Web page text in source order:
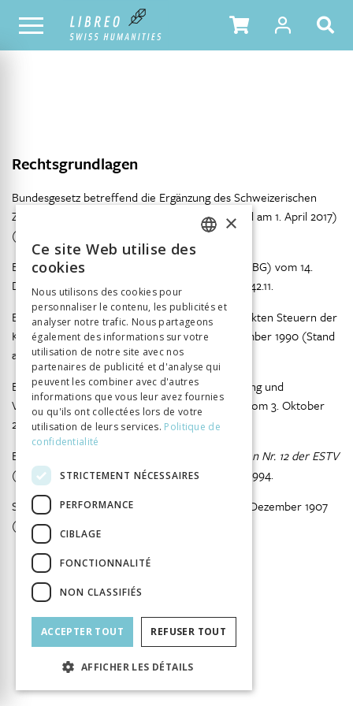
NOTRE CATALOGUE TABLE DES MATIÈRES
Rechtsgrundlagen
Bundesgesetz betreffend die Ergänzung des Schweizerischen
Zivilgesetzbuches (OR) vom 30. März 1911 (Stand am 1. April 2017)
(Fünfter Teil: Obligationenrecht), SR 220.
Bundesgesetz über die direkte Bundessteuer (DBG) vom 14.
Dezember 1990 (Stand am 1. Januar 2018), SR 642.11.
Bundesgesetz über die Harmonisierung der direkten Steuern der
Kantone und Gemeinden (StHG) vom 14. Dezember 1990 (Stand
am 1. Januar 2018), SR 642.14.
Bundesgesetz über Fusion, Spaltung, Umwandlung und
Vermögensübertragung (Fusionsgesetz, FusG) vom 3. Oktober
2003 (Stand am 1. Januar 2014), SR 221.301.
Eidgenössische Steuerverwaltung.
Kreisschreiben Nr. 12 der ESTV
(Eidgenössische Steuerverwaltung) vom 8. Juli 1994.
Schweizerisches Zivilgesetzbuch (ZGB) vom 10. Dezember 1907
(Stand am 1. Januar 2018), SR 210.
Krummenacher Jürg Buerkli Christoph
Bürkler Paul Schnyder Albert
Seismo Verlag
ITALIAN
×
Ce site Web utilise des
cookies
Nous utilisons des cookies pour
personnaliser le contenu, les publicités et
analyser notre trafic. Nous partageons
également des informations sur votre
utilisation de notre site avec nos
partenaires de publicité et d'analyse qui
peuvent les combiner avec d'autres
informations que vous leur avez fournies
ou qu'ils ont collectées lors de votre
utilisation de leurs services. Politique de
confidentialité
STRICTEMENT NÉCESSAIRES
PERFORMANCE
CIBLAGE
FONCTIONNALITÉ
NON CLASSIFIÉS
ACCEPTER TOUT REFUSER TOUT
AFFICHER LES DÉTAILS